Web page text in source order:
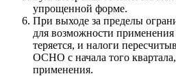
упрощенной форме.
При выходе за пределы
для возможности
теряется, и налоги
ОСНО с начала того
применения.